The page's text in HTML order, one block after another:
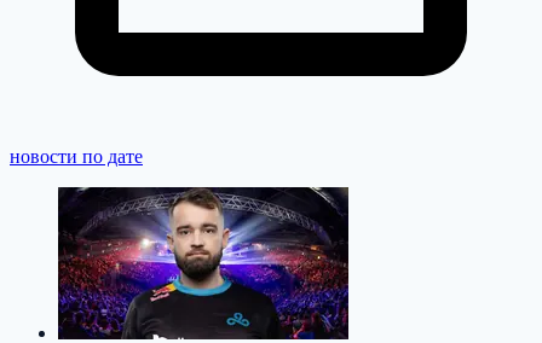
новости по дате